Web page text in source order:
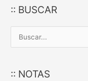
:: BUSCAR
:: NOTAS